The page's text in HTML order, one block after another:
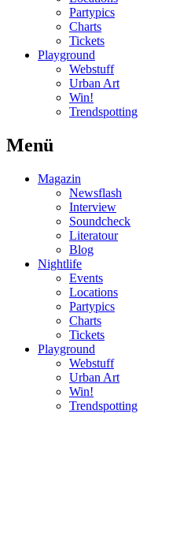
Partypics
Charts
Tickets
Playground
Webstuff
Urban Art
Win!
Trendspotting
Menü
Magazin
Newsflash
Interview
Soundcheck
Literatour
Blog
Nightlife
Events
Locations
Partypics
Charts
Tickets
Playground
Webstuff
Urban Art
Win!
Trendspotting